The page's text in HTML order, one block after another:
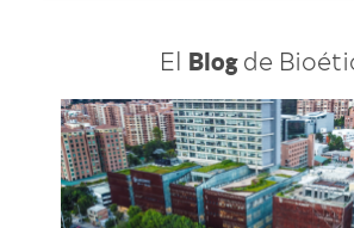
El Blogde